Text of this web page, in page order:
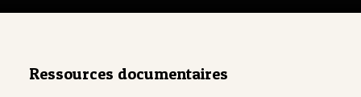
Ressources documentaires